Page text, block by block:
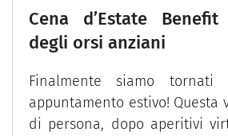
Cena d’Estate
degli orsi anziani
Finalmente siamo
appuntamento estivo! Questa
di persona, dopo aperitivi